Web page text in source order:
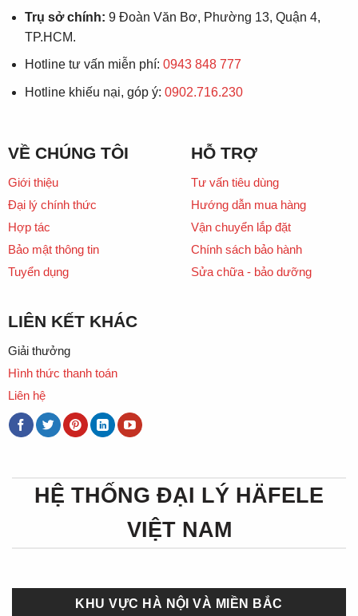
Trụ sở chính: 9 Đoàn Văn Bơ, Phường 13, Quận 4,
TP.HCM.
Hotline tư vấn miễn phí: 0943 848 777
Hotline khiếu nại, góp ý: 0902.716.230
VỀ CHÚNG TÔI
Giới thiệu
Đại lý chính thức
Hợp tác
Bảo mật thông tin
Tuyển dụng
HỖ TRỢ
Tư vấn tiêu dùng
Hướng dẫn mua hàng
Vận chuyển lắp đặt
Chính sách bảo hành
Sửa chữa - bảo dưỡng
LIÊN KẾT KHÁC
Giải thưởng
Hình thức thanh toán
Liên hệ
HỆ THỐNG ĐẠI LÝ HÄFELE
VIỆT NAM
KHU VỰC HÀ NỘI VÀ MIỀN BẮC